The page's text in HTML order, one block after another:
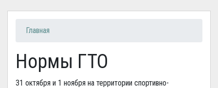
Вы здесь
Главная
Нормы ГТО
31 октября и 1 ноября на территории спортивно-